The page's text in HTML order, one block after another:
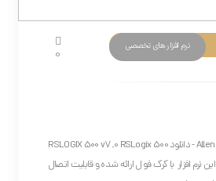
نرم افزار های تخصصی
0
نرم افزار PLC آلن بردلی-Allen Bradley - دانلود RSLOGIX 500 v7.0 RSLogix 500
RSLogix 500 Pro RSLinx Pro این نرم افزار با کرک فول ارائه شده و قابلیت اتصال